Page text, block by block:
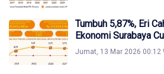
Tumbuh 5,87%, Eri
Ekonomi Surabaya
Jumat, 13 Mar 2026 00:12